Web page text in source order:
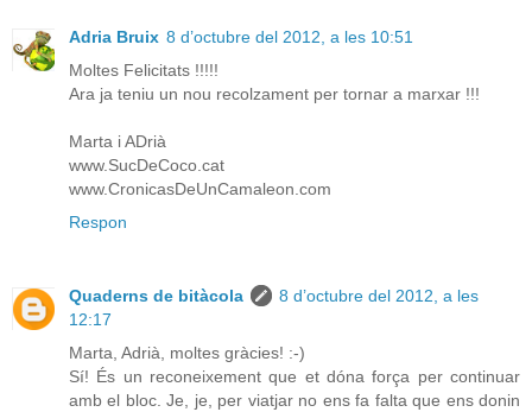
Adria Bruix 8 d’octubre del 2012, a les 10:51
Moltes Felicitats !!!!!
Ara ja teniu un nou recolzament per tornar a marxar !!!
Marta i ADrià
www.SucDeCoco.cat
www.CronicasDeUnCamaleon.com
Respon
Quaderns de bitàcola
8 d’octubre del 2012, a les
12:17
Marta, Adrià, moltes gràcies! :-)
Sí! És un reconeixement que et dóna força per continuar
amb el bloc. Je, je, per viatjar no ens fa falta que ens donin